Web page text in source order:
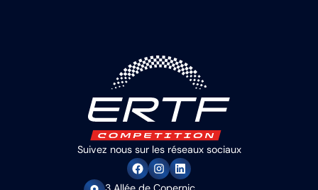
Suivez nous sur les réseaux sociaux